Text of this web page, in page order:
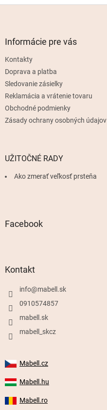
Informácie pre vás
Kontakty
Doprava a platba
Sledovanie zásielky
Reklamácia a vrátenie tovaru
Obchodné podmienky
Zásady ochrany osobných údajov
UŽITOČNÉ RADY
Ako zmerať veľkosť prsteňa
Facebook
Kontakt
info@mabell.sk
0910574857
mabell.sk
mabell_skcz
Mabell.cz
Mabell.hu
Mabell.ro